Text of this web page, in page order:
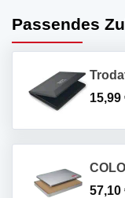
Passendes
15,99
57,10